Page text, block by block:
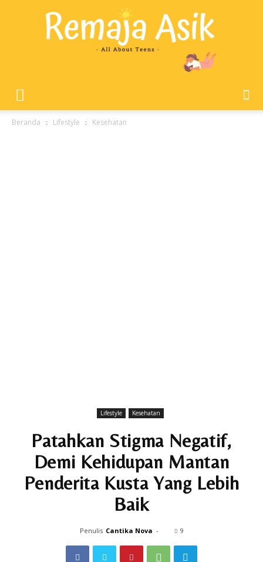
Beranda Lifestyle Kesehatan
Lifestyle Kesehatan
Patahkan Stigma Negatif,
Demi Kehidupan Mantan
Penderita Kusta Yang Lebih
Baik
Penulis Cantika Nova - 9